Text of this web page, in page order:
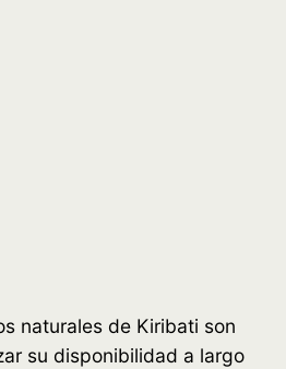
naturales de Kiribati son
su disponibilidad a largo